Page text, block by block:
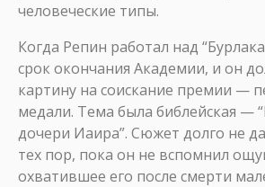
человеческие типы.
Когда Репин работал над
срок окончания Академии, и он
картину на соискание премии —
медали. Тема была библейская —
дочери Иаира”. Сюжет долго не
тех пор, пока он не вспомнил
охватившее его после смерти